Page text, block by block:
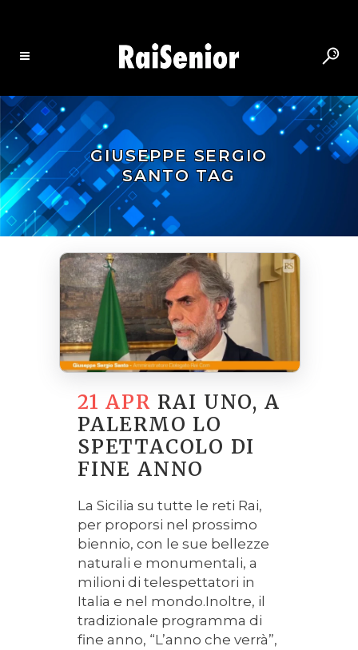
GIUSEPPE SERGIO
SANTO TAG
21 APR RAI UNO, A
PALERMO LO
SPETTACOLO DI
FINE ANNO
La Sicilia su tutte le reti Rai,
per proporsi nel prossimo
biennio, con le sue bellezze
naturali e monumentali, a
milioni di telespettatori in
Italia e nel mondo.Inoltre, il
tradizionale programma di
fine anno, “L’anno che verrà”,